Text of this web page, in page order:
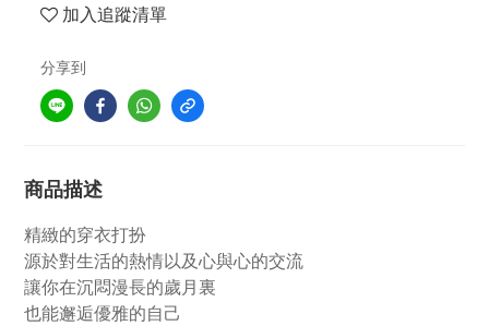
加入追蹤清單
分享到
商品描述
精緻的穿衣打扮
源於對生活的熱情以及心與心的交流
讓你在沉悶漫長的歲月裏
也能邂逅優雅的自己